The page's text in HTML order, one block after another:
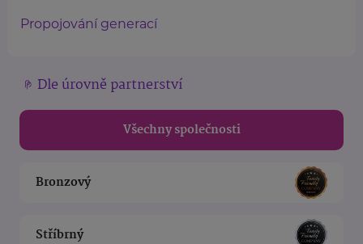
Propojování generací
Dle úrovně partnerství
Všechny společnosti
Bronzový
Stříbrný